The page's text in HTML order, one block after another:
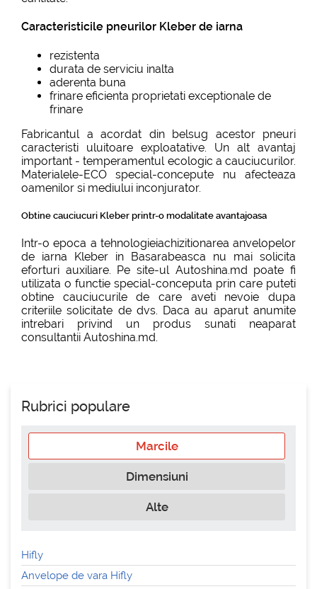
Caracteristicile pneurilor Kleber de iarna
rezistenta
durata de serviciu inalta
aderenta buna
frinare eficienta proprietati exceptionale de
frinare
Fabricantul a acordat din belsug acestor pneuri
caracteristi uluitoare exploatative. Un alt avantaj
important - temperamentul ecologic a cauciucurilor.
Materialele-ECO special-concepute nu afecteaza
oamenilor si mediului inconjurator.
Obtine cauciucuri Kleber printr-o modalitate avantajoasa
Intr-o epoca a tehnologieiachizitionarea anvelopelor
de iarna Kleber in Basarabeasca nu mai solicita
eforturi auxiliare. Pe site-ul Autoshina.md poate fi
utilizata o functie special-conceputa prin care puteti
obtine cauciucurile de care aveti nevoie dupa
criteriile solicitate de dvs. Daca au aparut anumite
intrebari privind un produs sunati neaparat
consultantii Autoshina.md.
Rubrici populare
Marcile
Dimensiuni
Alte
Hifly
Anvelope de vara Hifly